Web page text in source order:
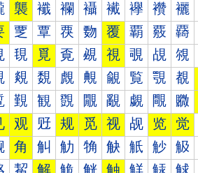
襲 襳 襴 襵 襶 襷 襸 襹
覂 覃 覄 覅 覆 覇 覈 覉
覒 覓 覔 覕 視 覗 覘 覙
覢 覣 覤 覥 覦 覧 覨 覩
覲 観 覴 覵 覶 覷 覸 覹
观 觃 规 觅 视 觇 览 觉
角 觓 觔 觕 觖 觗 觘 觙
觢 解 觤 觥 触 觧 觨 觩